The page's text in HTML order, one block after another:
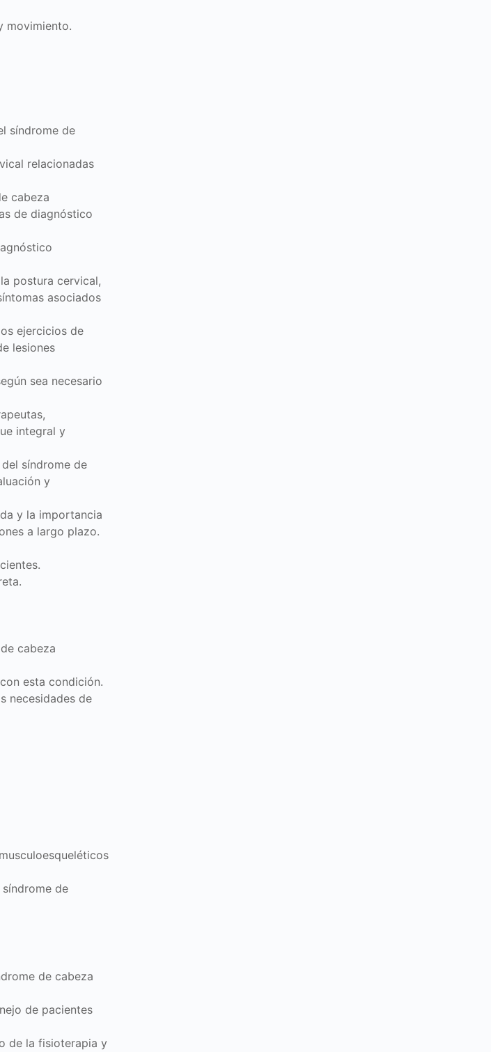
movimiento.
síndrome de
relacionadas
cabeza
de diagnóstico
postura cervical,
asociados
ejercicios de
lesiones
sea necesario
integral y
síndrome de
y
y la importancia
a largo plazo.
cabeza
esta condición.
necesidades de
de
de cabeza
de pacientes
de la fisioterapia y